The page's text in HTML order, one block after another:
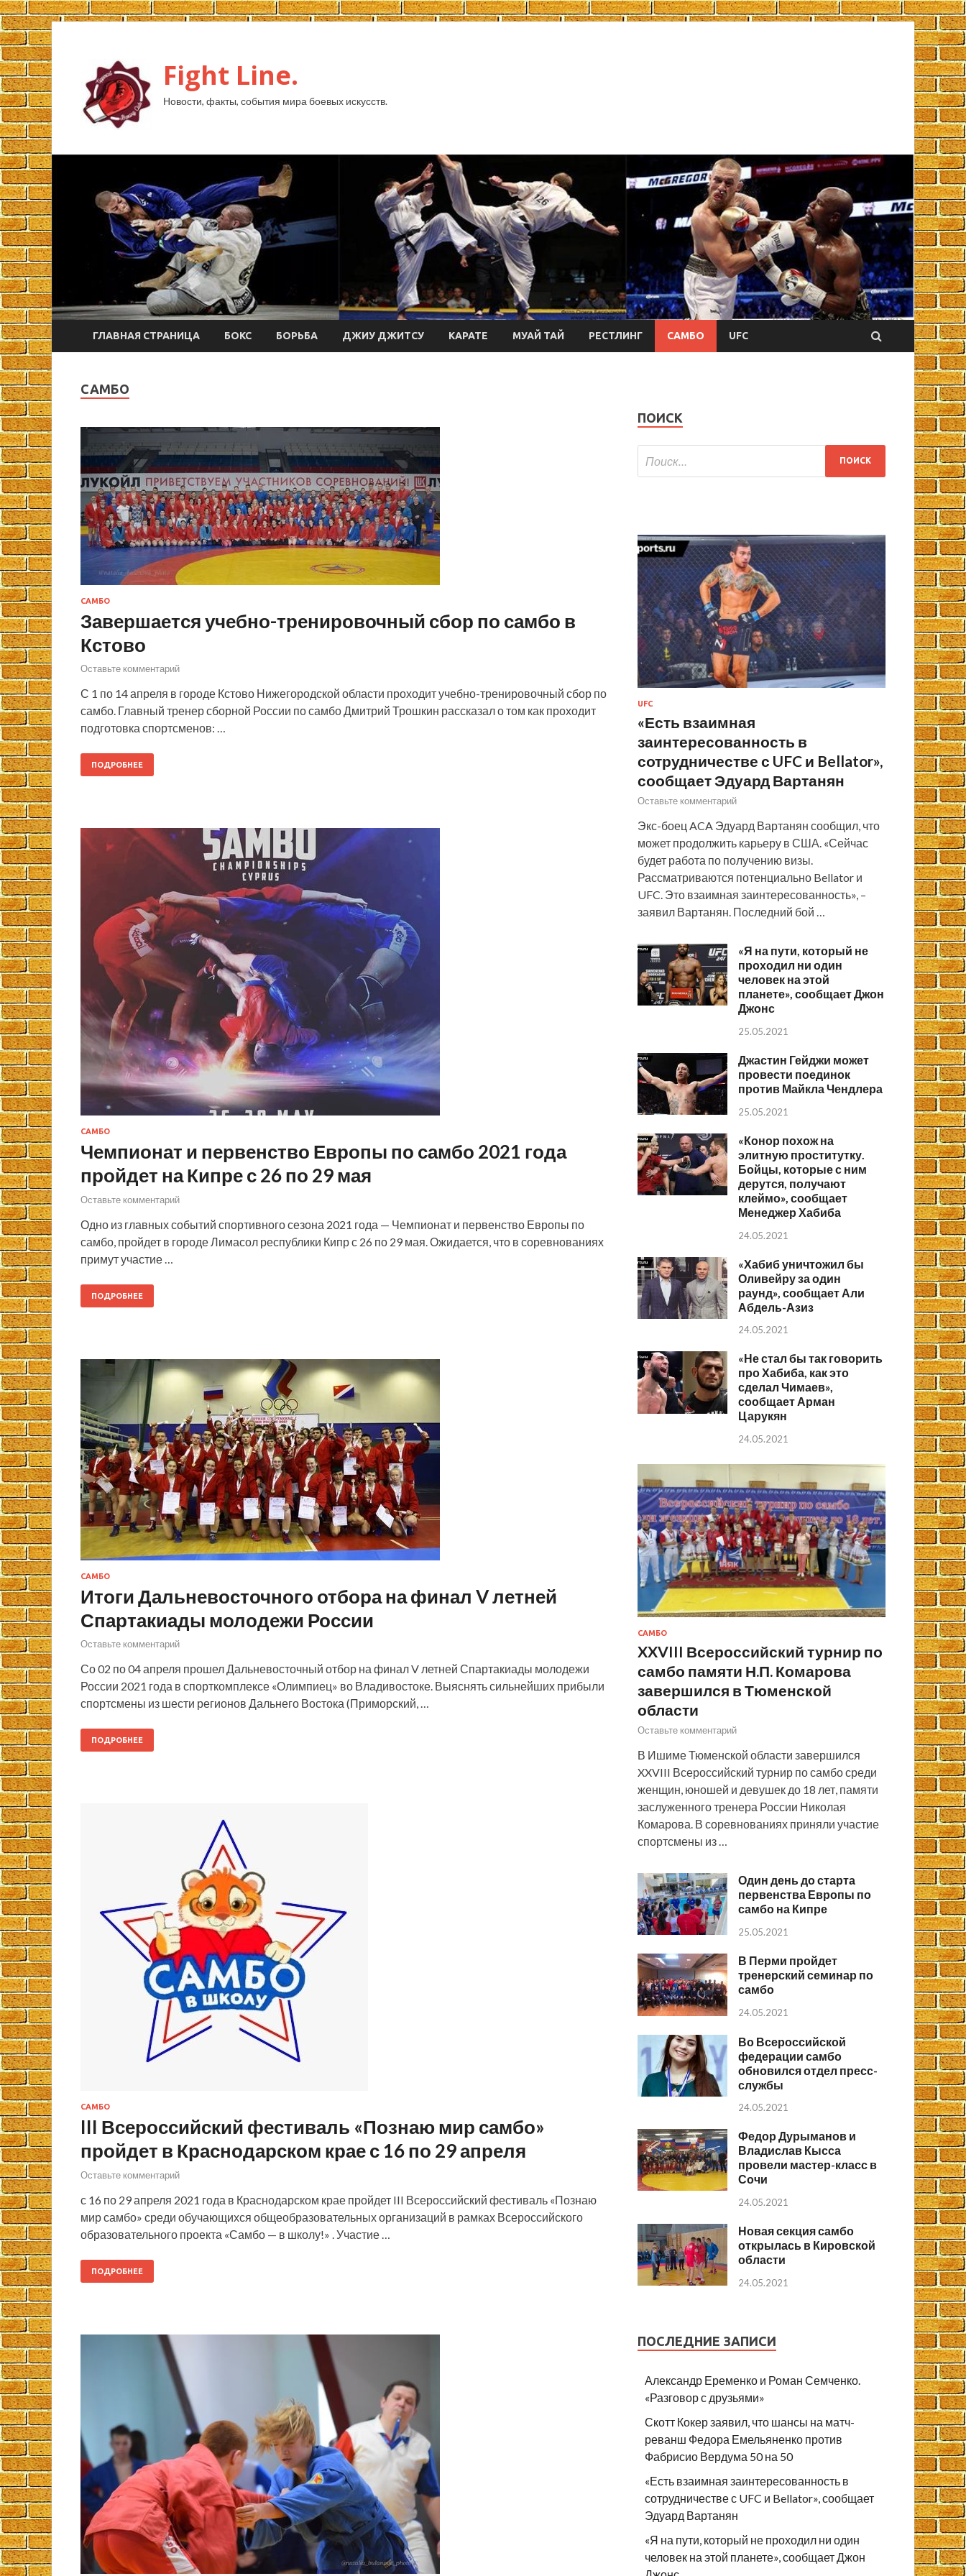
Fight Line.
Новости, факты, события мира боевых искусств.
ГЛАВНАЯ СТРАНИЦА БОКС БОРЬБА ДЖИУ ДЖИТСУ КАРАТЕ МУАЙ ТАЙ РЕСТЛИНГ САМБО UFC
САМБО
САМБО
Завершается учебно-тренировочный сбор по самбо в
Кстово
Оставьте комментарий
С 1 по 14 апреля в городе Кстово Нижегородской области проходит учебно-тренировочный сбор по
самбо. Главный тренер сборной России по самбо Дмитрий Трошкин рассказал о том как проходит
подготовка спортсменов: …
ПОДРОБНЕЕ
САМБО
Чемпионат и первенство Европы по самбо 2021 года
пройдет на Кипре с 26 по 29 мая
Оставьте комментарий
Одно из главных событий спортивного сезона 2021 года — Чемпионат и первенство Европы по
самбо, пройдет в городе Лимасол республики Кипр с 26 по 29 мая. Ожидается, что в соревнованиях
примут участие …
ПОДРОБНЕЕ
САМБО
Итоги Дальневосточного отбора на финал V летней
Спартакиады молодежи России
Оставьте комментарий
Со 02 по 04 апреля прошел Дальневосточный отбор на финал V летней Спартакиады молодежи
России 2021 года в спорткомплексе «Олимпиец» во Владивостоке. Выяснять сильнейших прибыли
спортсмены из шести регионов Дальнего Востока (Приморский, …
ПОДРОБНЕЕ
САМБО
III Всероссийский фестиваль «Познаю мир самбо»
пройдет в Краснодарском крае с 16 по 29 апреля
Оставьте комментарий
с 16 по 29 апреля 2021 года в Краснодарском крае пройдет III Всероссийский фестиваль «Познаю
мир самбо» среди обучающихся общеобразовательных организаций в рамках Всероссийского
образовательного проекта «Самбо — в школу!» . Участие …
ПОДРОБНЕЕ
ПОИСК
UFC
«Есть взаимная
заинтересованность в
сотрудничестве с UFC и Bellator»,
сообщает Эдуард Вартанян
Оставьте комментарий
Экс-боец ACA Эдуард Вартанян сообщил, что
может продолжить карьеру в США. «Сейчас
будет работа по получению визы.
Рассматриваются потенциально Bellator и
UFC. Это взаимная заинтересованность», –
заявил Вартанян. Последний бой …
«Я на пути, который не
проходил ни один
человек на этой
планете», сообщает Джон
Джонс
25.05.2021
Джастин Гейджи может
провести поединок
против Майкла Чендлера
25.05.2021
«Конор похож на
элитную проститутку.
Бойцы, которые с ним
дерутся, получают
клеймо», сообщает
Менеджер Хабиба
24.05.2021
«Хабиб уничтожил бы
Оливейру за один
раунд», сообщает Али
Абдель-Азиз
24.05.2021
«Не стал бы так говорить
про Хабиба, как это
сделал Чимаев»,
сообщает Арман
Царукян
24.05.2021
САМБО
XXVIII Всероссийский турнир по
самбо памяти Н.П. Комарова
завершился в Тюменской
области
Оставьте комментарий
В Ишиме Тюменской области завершился
XXVIII Всероссийский турнир по самбо среди
женщин, юношей и девушек до 18 лет, памяти
заслуженного тренера России Николая
Комарова. В соревнованиях приняли участие
спортсмены из …
Один день до старта
первенства Европы по
самбо на Кипре
25.05.2021
В Перми пройдет
тренерский семинар по
самбо
24.05.2021
Во Всероссийской
федерации самбо
обновился отдел пресс-
службы
24.05.2021
Федор Дурыманов и
Владислав Кысса
провели мастер-класс в
Сочи
24.05.2021
Новая секция самбо
открылась в Кировской
области
24.05.2021
ПОСЛЕДНИЕ ЗАПИСИ
Александр Еременко и Роман Семченко.
«Разговор с друзьями»
Скотт Кокер заявил, что шансы на матч-
реванш Федора Емельяненко против
Фабрисио Вердума 50 на 50
«Есть взаимная заинтересованность в
сотрудничестве с UFC и Bellator», сообщает
Эдуард Вартанян
«Я на пути, который не проходил ни один
человек на этой планете», сообщает Джон